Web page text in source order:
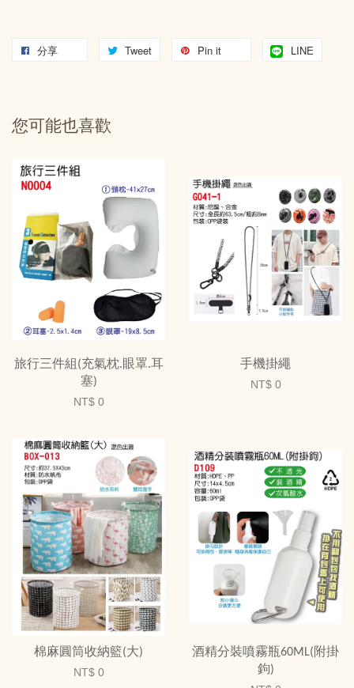
分享 Tweet Pin it LINE
您可能也喜歡
旅行三件組(充氣枕.眼罩.耳
塞)
NT$ 0
手機掛繩
NT$ 0
棉麻圓筒收納籃(大)
NT$ 0
酒精分裝噴霧瓶60ML(附掛
鉤)